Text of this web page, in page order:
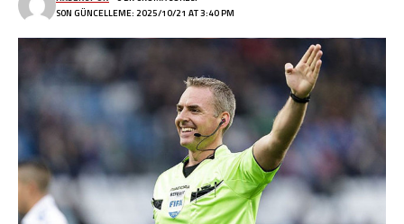
SON GÜNCELLEME: 2025/10/21 AT 3:40 PM